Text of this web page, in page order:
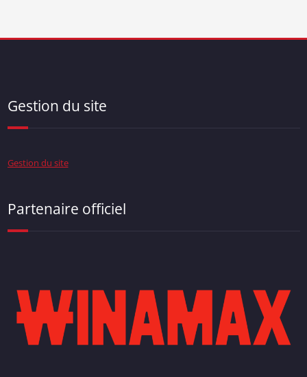
Gestion du site
Gestion du site
Partenaire officiel